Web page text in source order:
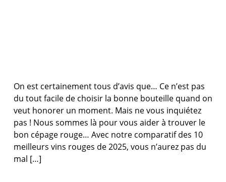
On est certainement tous d’avis que… Ce n’est pas
du tout facile de choisir la bonne bouteille quand on
veut honorer un moment. Mais ne vous inquiétez
pas ! Nous sommes là pour vous aider à trouver le
bon cépage rouge… Avec notre comparatif des 10
meilleurs vins rouges de 2025, vous n’aurez pas du
mal […]